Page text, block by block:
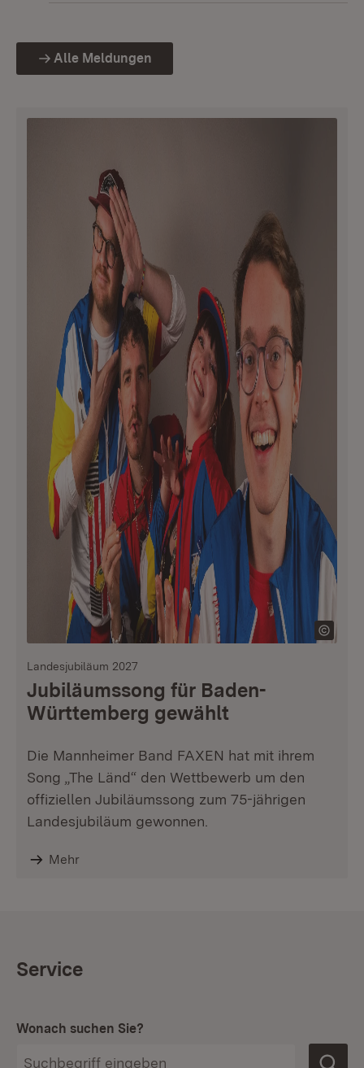
Alle Meldungen
Landesjubiläum 2027
Jubiläumssong für Baden-
Württemberg gewählt
Die Mannheimer Band FAXEN hat mit ihrem
Song „The Länd“ den Wettbewerb um den
offiziellen Jubiläumssong zum 75-jährigen
Landesjubiläum gewonnen.
Mehr
Service
Wonach suchen Sie?